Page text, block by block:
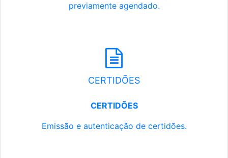
previamente agendado.
CERTIDÕES
CERTIDÕES
Emissão e autenticação de certidões.